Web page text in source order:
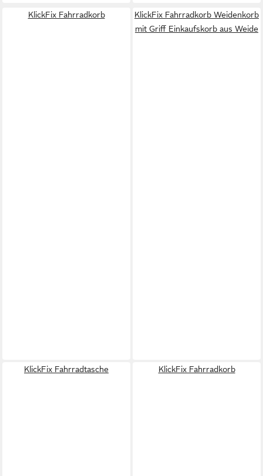
KlickFix Fahrradkorb
KlickFix Fahrradkorb Weidenkorb
mit Griff Einkaufskorb aus Weide
KlickFix Fahrradtasche KlickFix Fahrradkorb